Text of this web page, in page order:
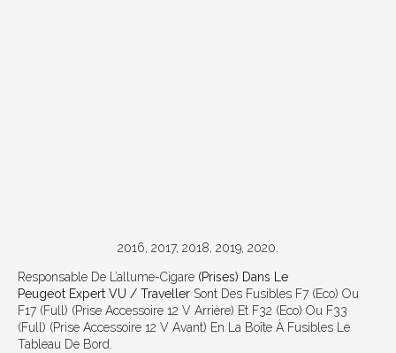
2016, 2017, 2018, 2019, 2020.
Responsable De L’allume-Cigare (prises) Dans Le
Peugeot Expert VU / Traveller Sont Des Fusibles F7 (Eco) Ou
F17 (Full) (prise Accessoire 12 V Arrière) Et F32 (Eco) Ou F33
(Full) (prise Accessoire 12 V Avant) En La Boîte À Fusibles Le
Tableau De Bord.